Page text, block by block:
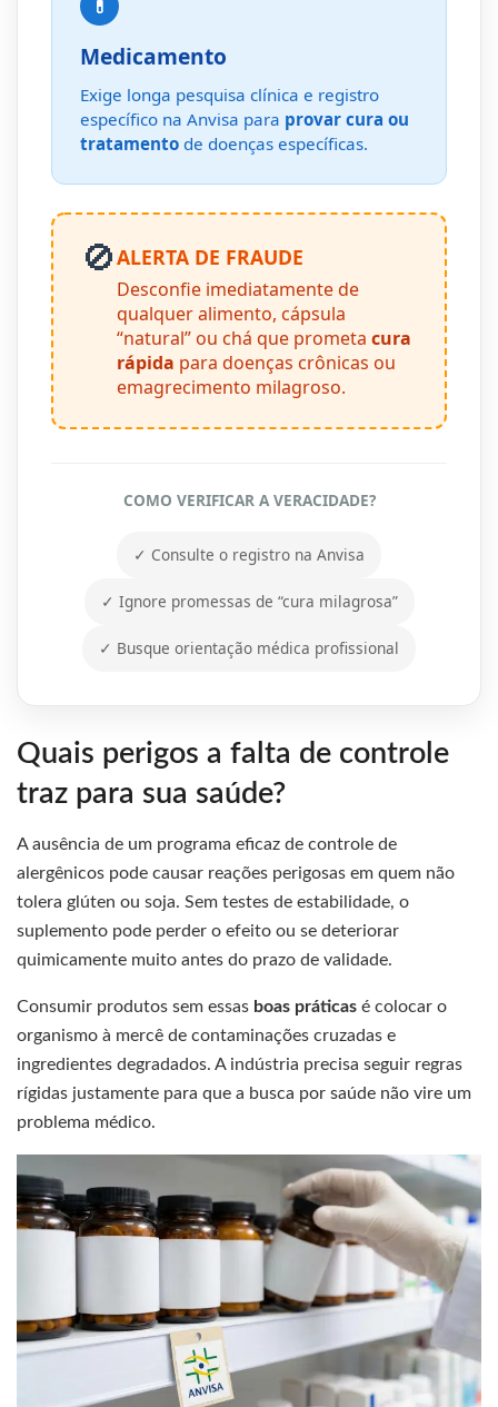
💊
Medicamento
Exige longa pesquisa clínica e registro
específico na Anvisa para provar cura ou
tratamento de doenças específicas.
🚫ALERTA DE FRAUDE
Desconfie imediatamente de
qualquer alimento, cápsula
“natural” ou chá que prometa cura
rápida para doenças crônicas ou
emagrecimento milagroso.
COMO VERIFICAR A VERACIDADE?
✓ Consulte o registro na Anvisa
✓ Ignore promessas de “cura milagrosa”
✓ Busque orientação médica profissional
Quais perigos a falta de controle
traz para sua saúde?
A ausência de um programa eficaz de controle de
alergênicos pode causar reações perigosas em quem não
tolera glúten ou soja. Sem testes de estabilidade, o
suplemento pode perder o efeito ou se deteriorar
quimicamente muito antes do prazo de validade.
Consumir produtos sem essas boas práticas é colocar o
organismo à mercê de contaminações cruzadas e
ingredientes degradados. A indústria precisa seguir regras
rígidas justamente para que a busca por saúde não vire um
problema médico.